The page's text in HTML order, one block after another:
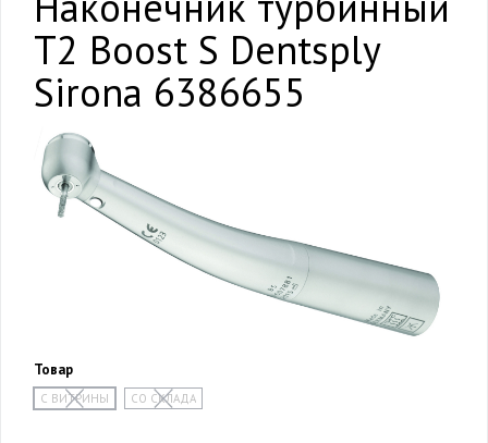
T2 Boost S Dentsply
Sirona 6386655
Товар
С ВИТРИНЫ СО СКЛАДА